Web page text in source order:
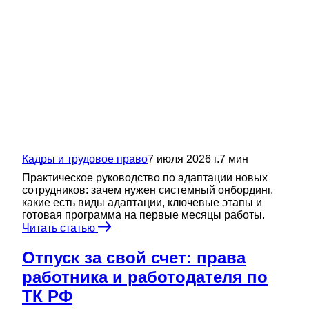
Кадры и трудовое право7 июля 2026 г.7 мин
Практическое руководство по адаптации новых
сотрудников: зачем нужен системный онбординг,
какие есть виды адаптации, ключевые этапы и
готовая программа на первые месяцы работы.
Читать статью
Отпуск за свой счет: права
работника и работодателя по
ТК РФ